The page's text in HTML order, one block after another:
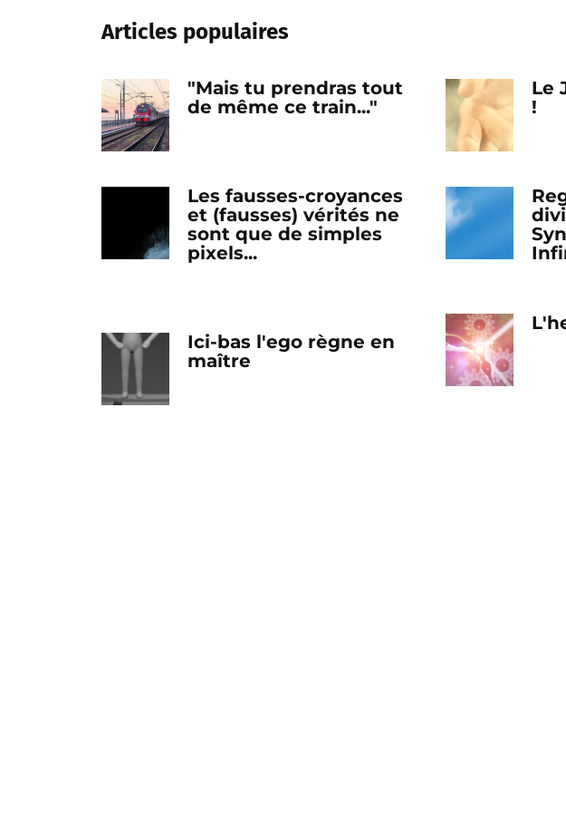
Articles populaires
"Mais tu prendras tout
de même ce train..."
Les fausses-croyances
et (fausses) vérités ne
sont que de simples
pixels...
Ici-bas l'ego règne en
maître
Le
!